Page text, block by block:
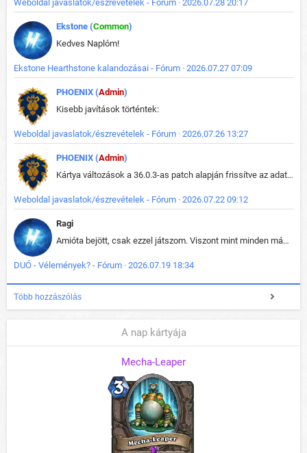
Weboldal javaslatok/észrevételek - Fórum · 2026.07.28 20:17
Ekstone (Common)
Kedves Naplóm!
Ekstone Hearthstone kalandozásai - Fórum · 2026.07.27 07:09
PHOENIX (Admin)
Kisebb javítások történtek:
Weboldal javaslatok/észrevételek - Fórum · 2026.07.26 13:27
PHOENIX (Admin)
Kártya változások a 36.0.3-as patch alapján frissítve az adatbázisban (képek is cserélve).
Weboldal javaslatok/észrevételek - Fórum · 2026.07.22 09:12
Ragi
Amióta bejött, csak ezzel játszom. Viszont mint minden más - akár az alapjáték is, ez is baromira összetett lett. Néha már pár kör után is esélytelen az egész. Vagy irreállisan túltápol valaki, vagy lelép a partner, vagy csak hülye mint a segg. És amikor eljönne az én időm, na akkor jön el mindenki másé is. Engem jobban érdekelne, hogy ki milyen ratingen szokott játszani. Na ez lenne egy érdekes adat.
DUÓ - Vélemények? - Fórum · 2026.07.19 18:34
Több hozzászólás
A nap kártyája
Mecha-Leaper